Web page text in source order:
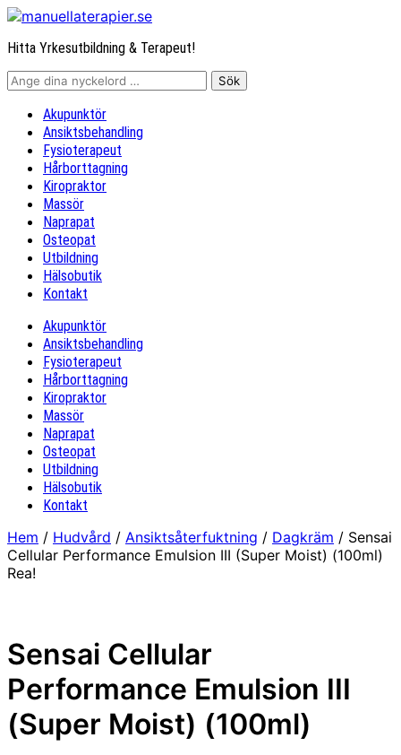
Hitta Yrkesutbildning & Terapeut!
Akupunktör
Ansiktsbehandling
Fysioterapeut
Hårborttagning
Kiropraktor
Massör
Naprapat
Osteopat
Utbildning
Hälsobutik
Kontakt
Akupunktör
Ansiktsbehandling
Fysioterapeut
Hårborttagning
Kiropraktor
Massör
Naprapat
Osteopat
Utbildning
Hälsobutik
Kontakt
Hem / Hudvård / Ansiktsåterfuktning / Dagkräm / Sensai
Cellular Performance Emulsion III (Super Moist) (100ml)
Rea!
Sensai Cellular
Performance Emulsion III
(Super Moist) (100ml)